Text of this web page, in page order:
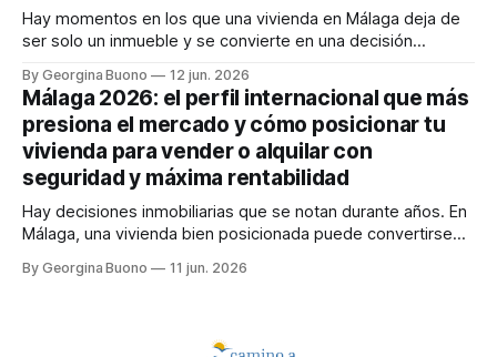
Hay momentos en los que una vivienda en Málaga deja de
ser solo un inmueble y se convierte en una decisión
en un mercado donde el comprador internacional llega
rápido, bien informado y con poder de decisión. Si alquilas,
quieres rentabilidad, sí,
By Georgina Buono 12 jun. 2026
Málaga 2026: el perfil internacional que más
presiona el mercado y cómo posicionar tu
vivienda para vender o alquilar con
seguridad y máxima rentabilidad
Hay decisiones inmobiliarias que se notan durante años. En
Málaga, una vivienda bien posicionada puede convertirse
puede traducirse en meses de espera, visitas
By Georgina Buono 11 jun. 2026